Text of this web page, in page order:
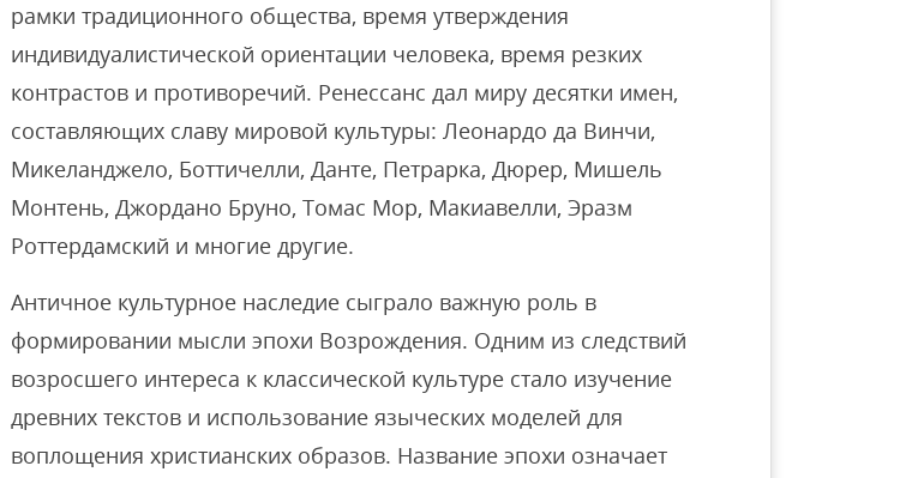
рамки традиционного общества, время утверждения
индивидуалистической ориентации человека, время резких
контрастов и противоречий. Ренессанс дал миру десятки имен,
составляющих славу мировой культуры: Леонардо да Винчи,
Микеланджело, Боттичелли, Данте, Петрарка, Дюрер, Мишель
Монтень, Джордано Бруно, Томас Мор, Макиавелли, Эразм
Роттердамский и многие другие.
Античное культурное наследие сыграло важную роль в
формировании мысли эпохи Возрождения. Одним из следствий
возросшего интереса к классической культуре стало изучение
древних текстов и использование языческих моделей для
воплощения христианских образов. Название эпохи означает